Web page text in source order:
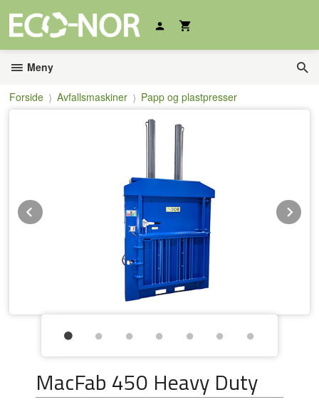
innholdet
Meny
Forside Avfallsmaskiner Papp og plastpresser
Prev
MacFab 450 Heavy Duty